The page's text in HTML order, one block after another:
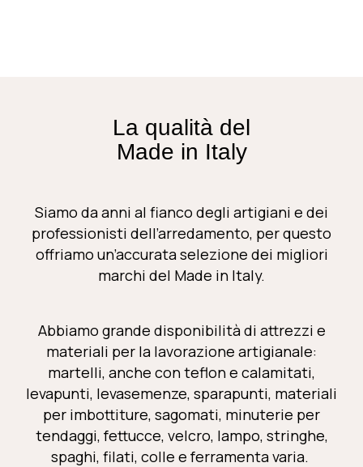
La qualità del
Made in Italy
Siamo da anni al fianco degli artigiani e dei
professionisti dell’arredamento, per questo
offriamo un’accurata selezione dei migliori
marchi del Made in Italy.
Abbiamo grande disponibilità di attrezzi e
materiali per la lavorazione artigianale:
martelli, anche con teflon e calamitati,
levapunti, levasemenze, sparapunti, materiali
per imbottiture, sagomati, minuterie per
tendaggi, fettucce, velcro, lampo, stringhe,
spaghi, filati, colle e ferramenta varia.